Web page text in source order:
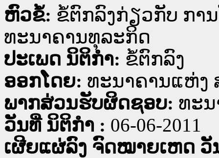
ຫົວຂໍ້: ຂໍ້ຕົກລົງກ່ຽວກັບ ກາ
ທະນາຄານທຸລະກິດ
ປະເພດ ນິຕິກໍາ: ຂໍ້ຕົກລົງ
ອອກໂດຍ: ທະນາຄານແຫ່ງ
ພາກສ່ວນຮັບຜິດຊອບ: ທະ
ວັນທີ່ ນິຕິກໍາ : 06-06-2011
ເຜີຍແຜ່ລົງ ຈົດໝາຍເຫດ ວັ